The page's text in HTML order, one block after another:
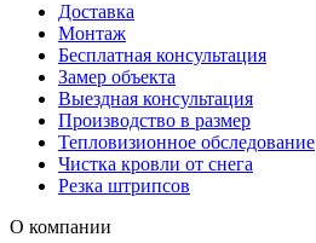
Доставка
Монтаж
Бесплатная консультация
Замер объекта
Выездная консультация
Производство в размер
Тепловизионное обследование
Чистка кровли от снега
Резка штрипсов
О компании